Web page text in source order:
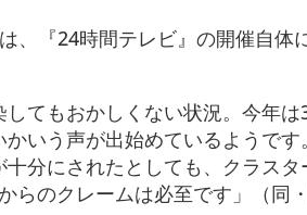
、『24時間テレビ』の開催自体
てもおかしくない状況。今年
いう声が出始めているようで
分にされたとしても、クラス
らのクレームは必至です」（同・